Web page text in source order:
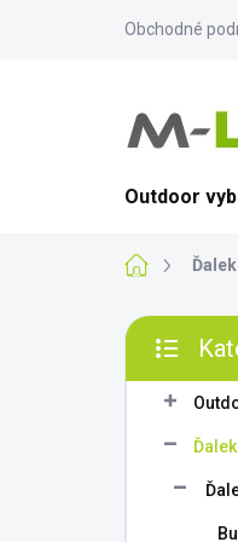
Obchodné
Outdoor
Domov
B
č
kategórie